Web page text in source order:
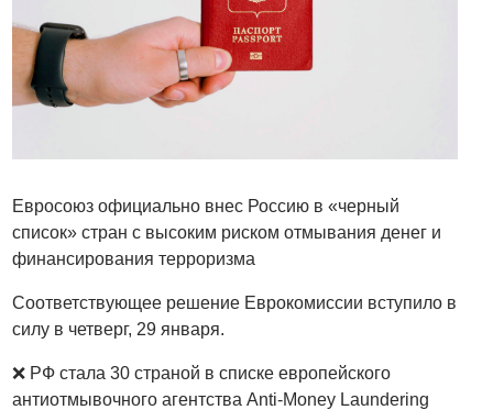
Евросоюз официально внес Россию в «черный
список» стран с высоким риском отмывания денег и
финансирования терроризма
Соответствующее решение Еврокомиссии вступило в
силу в четверг, 29 января.
❌ РФ стала 30 страной в списке европейского
антиотмывочного агентства Anti-Money Laundering